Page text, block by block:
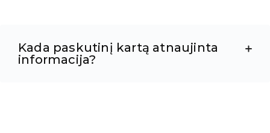
Kada paskutinį kartą atnaujinta
informacija?